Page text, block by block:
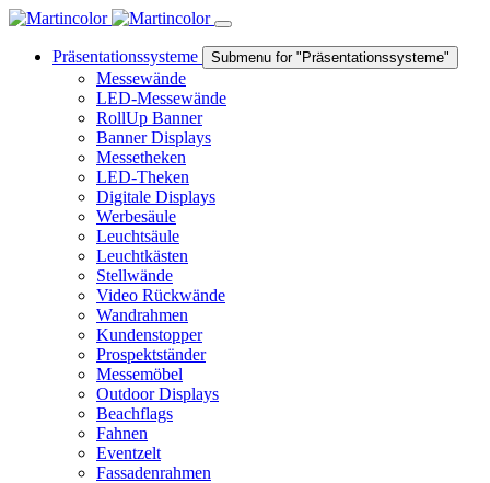
Präsentationssysteme Submenu for "Präsentationssysteme"
Messewände
LED-Messewände
RollUp Banner
Banner Displays
Messetheken
LED-Theken
Digitale Displays
Werbesäule
Leuchtsäule
Leuchtkästen
Stellwände
Video Rückwände
Wandrahmen
Kundenstopper
Prospektständer
Messemöbel
Outdoor Displays
Beachflags
Fahnen
Eventzelt
Fassadenrahmen